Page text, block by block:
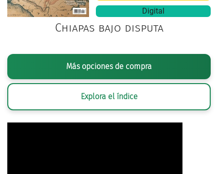
Digital
Chiapas bajo disputa
Más opciones de compra
Explora el índice